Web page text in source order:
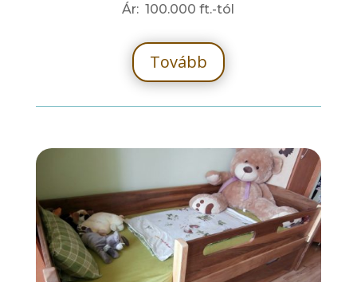
Ár: 100.000 ft.-tól
Tovább